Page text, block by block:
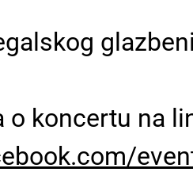
koncertu na